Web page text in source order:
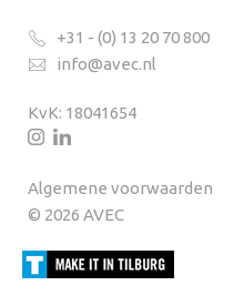
+31 - (0) 13 20 70 800
info@avec.nl
KvK: 18041654
Algemene voorwaarden
© 2026 AVEC